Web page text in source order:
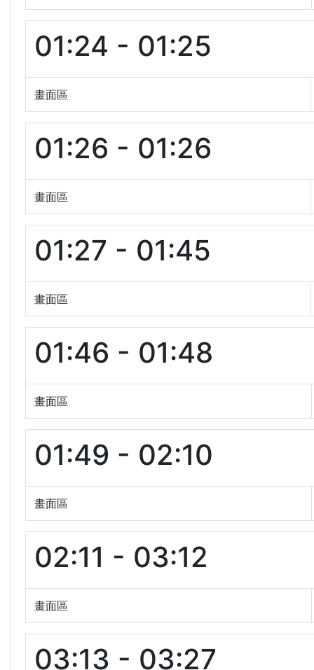
01:24 - 01:25
畫面區
01:26 - 01:26
畫面區
01:27 - 01:45
畫面區
01:46 - 01:48
畫面區
01:49 - 02:10
畫面區
02:11 - 03:12
畫面區
03:13 - 03:27